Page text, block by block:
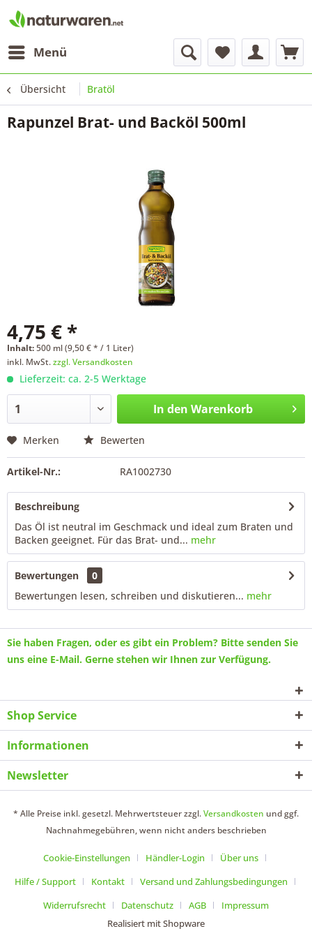
Menü
Übersicht Bratöl
Rapunzel Brat- und Backöl 500ml
4,75 € *
Inhalt:500 ml (9,50 € * / 1 Liter)
inkl. MwSt.zzgl. Versandkosten
Lieferzeit: ca. 2-5 Werktage
In den Warenkorb
Merken Bewerten
Artikel-Nr.: RA1002730
Beschreibung
Das Öl ist neutral im Geschmack und ideal zum Braten und
Backen geeignet. Für das Brat- und... mehr
Bewertungen
0
Bewertungen lesen, schreiben und diskutieren... mehr
Sie haben Fragen, oder es gibt ein Problem? Bitte senden Sie
uns eine E-Mail. Gerne stehen wir Ihnen zur Verfügung.
Shop Service
Informationen
Newsletter
* Alle Preise inkl. gesetzl. Mehrwertsteuer zzgl.Versandkosten und ggf.
Nachnahmegebühren, wenn nicht anders beschrieben
Cookie-Einstellungen Händler-Login
Über uns
Hilfe / Support
Kontakt
Versand und Zahlungsbedingungen
Widerrufsrecht
Datenschutz AGB
Impressum
Realisiert mit Shopware